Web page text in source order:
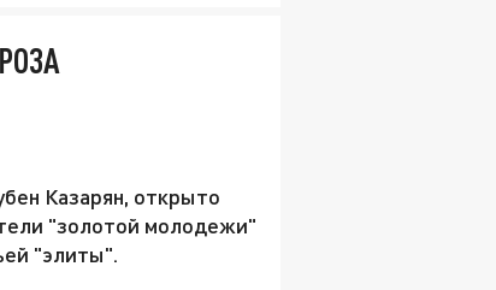
Казарян, открыто
"золотой молодежи"
"элиты".